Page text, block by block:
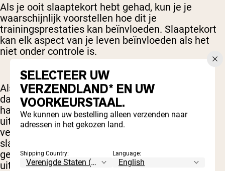
Als je ooit slaaptekort hebt gehad, kun je je
waarschijnlijk voorstellen hoe dit je
trainingsprestaties kan beïnvloeden. Slaaptekort
kan elk aspect van je leven beïnvloeden als het
niet onder controle is.
Als je chronisch uitgeput bent, is de kans kleiner
dat je consistent traint of de energie hebt om zo
hard te trainen als normaal wanneer je goed
uitgerust bent. Daarnaast hebben studies een
verband gevonden tussen een betere
slaapkwaliteit en -duur en verbeteringen in
gebieden zoals reactietijd, nauwkeurigheid en
uithoudingsvermogen [5
SELECTEER UW
VERZENDLAND* EN UW
VOORKEURSTAAL.
We kunnen uw bestelling alleen verzenden naar
adressen in het gekozen land.
Shipping Country: Language: